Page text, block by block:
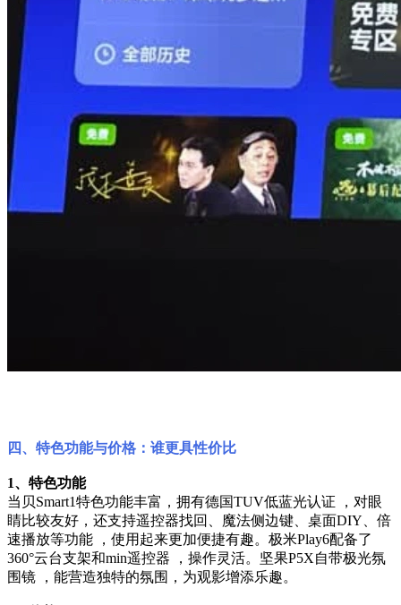
四、特色功能与价格：谁更具性价比
1、特色功能
当贝Smart1特色功能丰富，拥有德国TUV低蓝光认证 ，对眼
睛比较友好，还支持遥控器找回、魔法侧边键、桌面DIY、倍
速播放等功能 ，使用起来更加便捷有趣。极米Play6配备了
360°云台支架和min遥控器 ，操作灵活。坚果P5X自带极光氛
围镜 ，能营造独特的氛围，为观影增添乐趣。